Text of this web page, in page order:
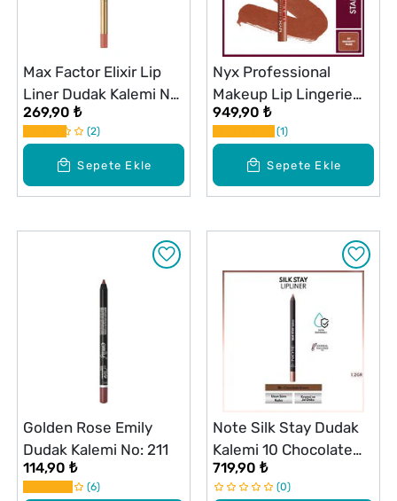
Sepete Ekle
Max Factor Elixir Lip
Liner Dudak Kalemi No:
14 Kahverengi & Nude
269,90 ₺
2
Sepete Ekle
Nyx Professional
Makeup Lip Lingerie
Stain Dudak Kalemi 02
Naughty Nude
949,90 ₺
1
Golden Rose Emily
Dudak Kalemi No: 211
114,90 ₺
6
Note Silk Stay Dudak
Kalemi 10 Chocolate
Brown
719,90 ₺
0